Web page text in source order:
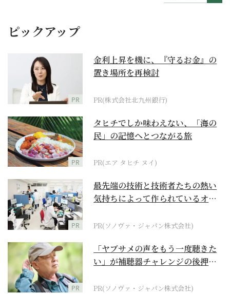
ピックアップ
PR
金利上昇を機に、『守るお金』の
置き場所を再検討
PR(株式会社北九州銀行)
PR
タヒチでしか味わえない、「海の
民」の記憶へとつながる旅
PR(エア タヒチ ヌイ)
PR
最先端の技術と技術者たちの熱い
気持ちによって作られているオー
PR(ソノヴァ・ジャパン株式会社)
PR
「ヤブサメの声をもう一度聴きた
い」が補聴器チャレンジの後押し
PR(ソノヴァ・ジャパン株式会社)